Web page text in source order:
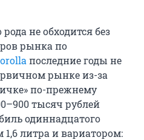
не обходится без
рынка по
последние годы не
рынке из-за
по-прежнему
тысяч рублей
одиннадцатого
1,6 литра и вариатором: